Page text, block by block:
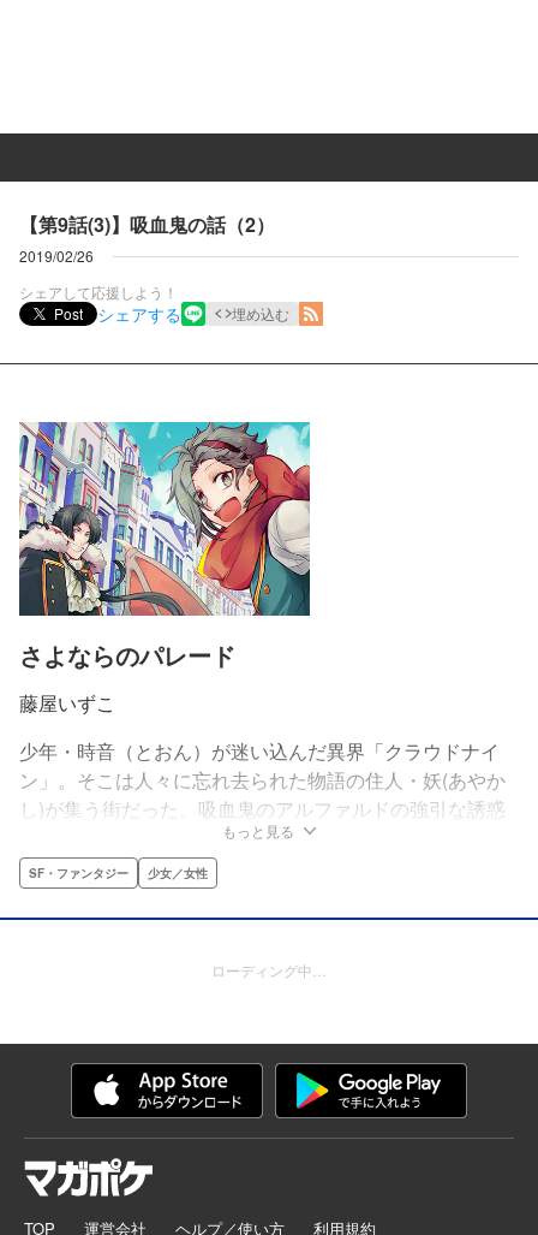
【第9話(3)】吸血鬼の話（2）
2019/02/26
シェアして応援しよう！
Post
シェアする 埋め込む
さよならのパレード
藤屋いずこ
少年・時音（とおん）が迷い込んだ異界「クラウドナイ
ン」。そこは人々に忘れ去られた物語の住人・妖(あやか
し)が集う街だった。吸血鬼のアルファルドの強引な誘惑
にのまれ、平凡だった時音の人生は一変する――!?
もっと見る
SF・ファンタジー 少女／女性
ローディング中…
TOP 運営会社 ヘルプ／使い方 利用規約